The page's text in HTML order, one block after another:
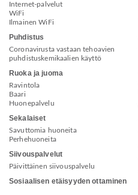
Internet-palvelut
WiFi
Ilmainen WiFi
Puhdistus
Coronavirusta vastaan tehoavien
puhdistuskemikaalien käyttö
Ruoka ja juoma
Ravintola
Baari
Huonepalvelu
Sekalaiset
Savuttomia huoneita
Perhehuoneita
Siivouspalvelut
Päivittäinen siivouspalvelu
Sosiaalisen etäisyyden ottaminen